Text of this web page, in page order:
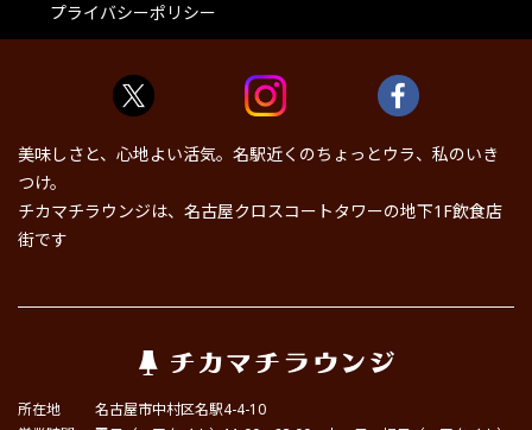
プライバシーポリシー
美味しさと、心地よい活気。名駅近くのちょっとウラ、私のいき
つけ。
チカマチラウンジは、名古屋クロスコートタワーの地下1F飲食店
街です
所在地
名古屋市中村区名駅4-4-10